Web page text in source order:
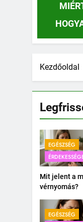
Kezdőoldal
EGÉSZSÉG
Mit jelent a
vérnyomás?
EGÉSZSÉG